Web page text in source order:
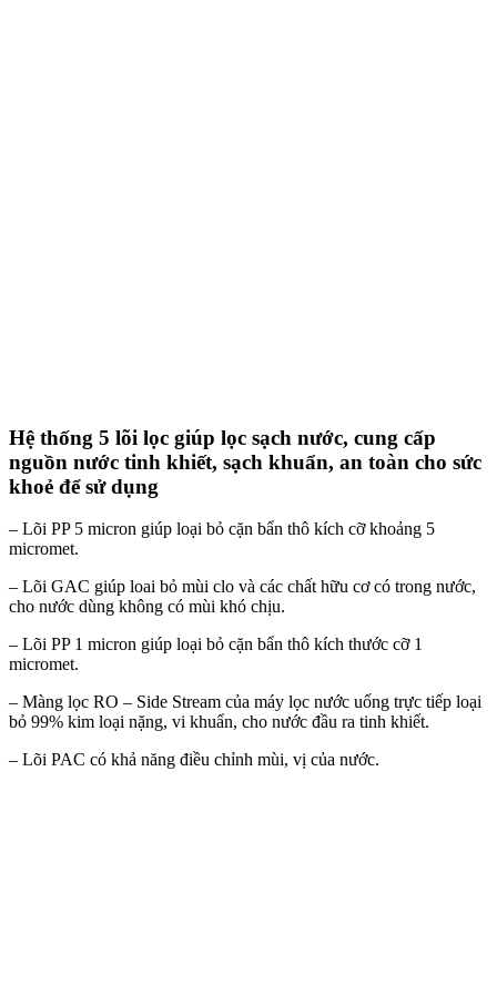
Hệ thống 5 lõi lọc giúp lọc sạch nước, cung cấp
nguồn nước tinh khiết, sạch khuẩn, an toàn cho sức
khoẻ để sử dụng
– Lõi PP 5 micron giúp loại bỏ cặn bẩn thô kích cỡ khoảng 5
micromet.
– Lõi GAC giúp loai bỏ mùi clo và các chất hữu cơ có trong nước,
cho nước dùng không có mùi khó chịu.
– Lõi PP 1 micron giúp loại bỏ cặn bẩn thô kích thước cỡ 1
micromet.
– Màng lọc RO – Side Stream của máy lọc nước uống trực tiếp loại
bỏ 99% kim loại nặng, vi khuẩn, cho nước đầu ra tinh khiết.
– Lõi PAC có khả năng điều chỉnh mùi, vị của nước.